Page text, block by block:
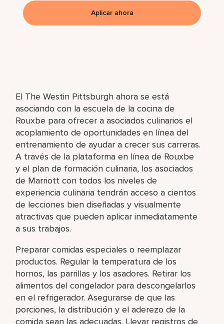
El The Westin Pittsburgh ahora se está
asociando con la escuela de la cocina de
Rouxbe para ofrecer a asociados culinarios el
acoplamiento de oportunidades en línea del
entrenamiento de ayudar a crecer sus carreras.
A través de la plataforma en línea de Rouxbe
y el plan de formación culinaria, los asociados
de Marriott con todos los niveles de
experiencia culinaria tendrán acceso a cientos
de lecciones bien diseñadas y visualmente
atractivas que pueden aplicar inmediatamente
a sus trabajos.
Preparar comidas especiales o reemplazar
productos. Regular la temperatura de los
hornos, las parrillas y los asadores. Retirar los
alimentos del congelador para descongelarlos
en el refrigerador. Asegurarse de que las
porciones, la distribución y el aderezo de la
comida sean las adecuadas. Llevar registros de
Aplicar ahora